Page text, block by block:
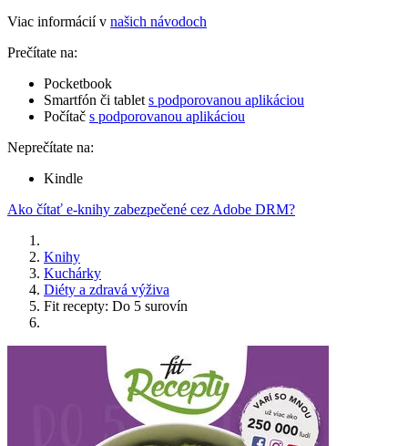
Viac informácií v našich návodoch
Prečítate na:
Pocketbook
Smartfón či tablet s podporovanou aplikáciou
Počítač s podporovanou aplikáciou
Neprečítate na:
Kindle
Ako čítať e-knihy zabezpečené cez Adobe DRM?
Knihy
Kuchárky
Diéty a zdravá výživa
Fit recepty: Do 5 surovín